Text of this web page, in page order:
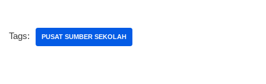
Tags: PUSAT SUMBER SEKOLAH